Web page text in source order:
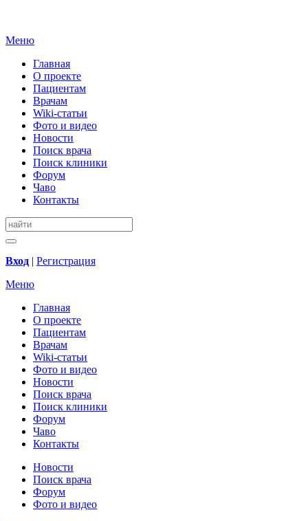
Меню
Главная
О проекте
Пациентам
Врачам
Wiki-статьи
Фото и видео
Новости
Поиск врача
Поиск клиники
Форум
Чаво
Контакты
Вход | Регистрация
Меню
Главная
О проекте
Пациентам
Врачам
Wiki-статьи
Фото и видео
Новости
Поиск врача
Поиск клиники
Форум
Чаво
Контакты
Новости
Поиск врача
Форум
Фото и видео